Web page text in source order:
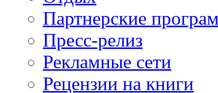
Партнерские
Пресс-релиз
Рекламные сети
Рецензии на книги